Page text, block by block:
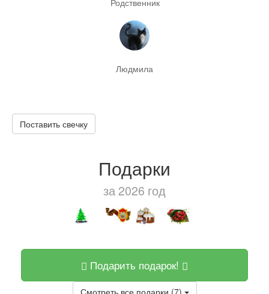
Родственник
Людмила
Поставить свечку
Подарки
за 2026 год
Подарить подарок!
Смотреть все подарки (7)